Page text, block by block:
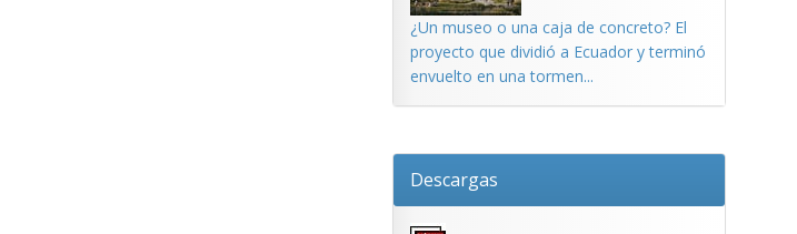
¿Un museo o una caja de concreto? El
proyecto que dividió a Ecuador y terminó
envuelto en una tormen...
Descargas